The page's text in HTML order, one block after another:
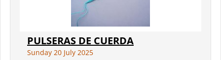
PULSERAS DE CUERDA
Sunday 20 July 2025